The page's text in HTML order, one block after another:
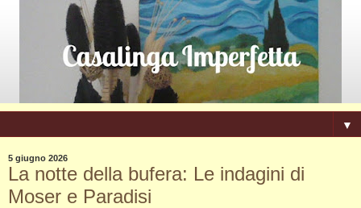
▼
5 giugno 2026
La notte della bufera: Le indagini di
Moser e Paradisi